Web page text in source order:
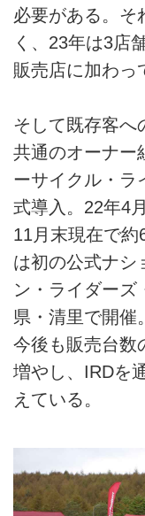
必要がある。そ
く、23年は3店
販売店に加わっ
そして既存客へ
共通のオーナー
ーサイクル・ラ
式導入。22年4
11月末現在で約
は初の公式ナシ
ン・ライダーズ
県・清里で開催
今後も販売台数
増やし、IRDを
えている。